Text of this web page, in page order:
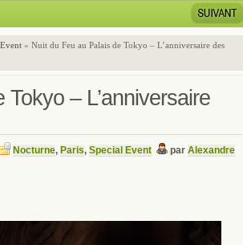
» Nuit du Feu au Palais de Tokyo – L’anniversaire des
– L’anniversaire
Nocturne, Paris, Special Event par Alexandre